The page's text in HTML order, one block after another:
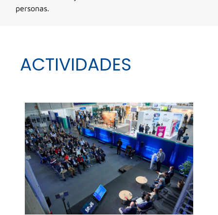
personas.
ACTIVIDADES